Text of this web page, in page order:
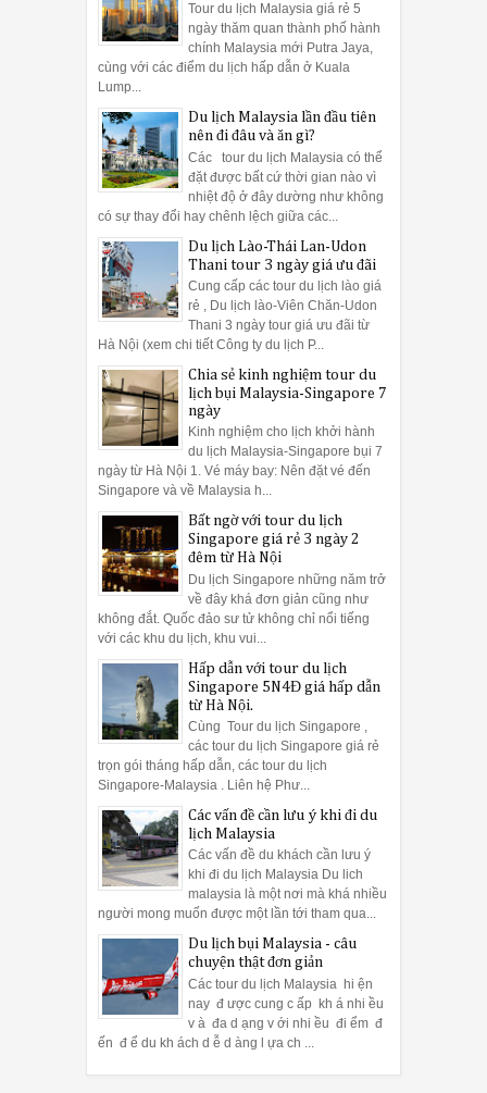
Tour du lịch Malaysia giá rẻ 5
ngày thăm quan thành phố hành
chính Malaysia mới Putra Jaya,
cùng với các điểm du lịch hấp dẫn ở Kuala
Lump...
Du lịch Malaysia lần đầu tiên
nên đi đâu và ăn gì?
Các tour du lịch Malaysia có thể
đặt được bất cứ thời gian nào vì
nhiệt độ ở đây dường như không
có sự thay đổi hay chênh lệch giữa các...
Du lịch Lào-Thái Lan-Udon
Thani tour 3 ngày giá ưu đãi
Cung cấp các tour du lịch lào giá
rẻ , Du lịch lào-Viên Chăn-Udon
Thani 3 ngày tour giá ưu đãi từ
Hà Nội (xem chi tiết Công ty du lịch P...
Chia sẻ kinh nghiệm tour du
lịch bụi Malaysia-Singapore 7
ngày
Kinh nghiệm cho lịch khởi hành
du lịch Malaysia-Singapore bụi 7
ngày từ Hà Nội 1. Vé máy bay: Nên đặt vé đến
Singapore và về Malaysia h...
Bất ngờ với tour du lịch
Singapore giá rẻ 3 ngày 2
đêm từ Hà Nội
Du lịch Singapore những năm trở
về đây khá đơn giản cũng như
không đắt. Quốc đảo sư tử không chỉ nổi tiếng
với các khu du lịch, khu vui...
Hấp dẫn với tour du lịch
Singapore 5N4Đ giá hấp dẫn
từ Hà Nội.
Cùng Tour du lịch Singapore ,
các tour du lịch Singapore giá rẻ
trọn gói tháng hấp dẫn, các tour du lịch
Singapore-Malaysia . Liên hệ Phư...
Các vấn đề cần lưu ý khi đi du
lịch Malaysia
Các vấn đề du khách cần lưu ý
khi đi du lịch Malaysia Du lich
malaysia là một nơi mà khá nhiều
người mong muốn được một lần tới tham qua...
Du lịch bụi Malaysia - câu
chuyện thật đơn giản
Các tour du lịch Malaysia hi ện
nay đ ược cung c ấp kh á nhi ều
v à đa d ạng v ới nhi ều đi ểm đ
ến đ ể du kh ách d ễ d àng l ựa ch ...